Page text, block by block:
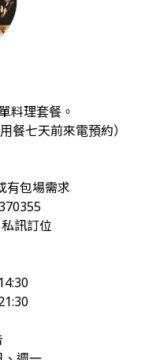
料理套餐。
餐七天前來電預約）
有包場需求
訊訂位